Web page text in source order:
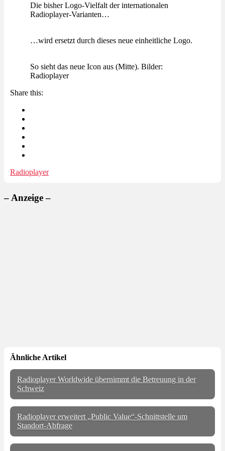
Die bisher Logo-Vielfalt der internationalen
Radioplayer-Varianten…
…wird ersetzt durch dieses neue einheitliche Logo.
So sieht das neue Icon aus (Mitte). Bilder:
Radioplayer
Share this:
Radioplayer
– Anzeige –
Ähnliche Artikel
Radioplayer Worldwide übernimmt die Betreuung in der
Schweiz
Radioplayer erweitert „Public Value“-Schnittstelle um
Standort-Abfrage